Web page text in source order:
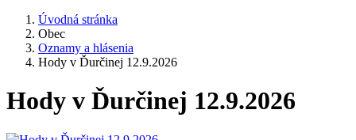
Úvodná stránka
Obec
Oznamy a hlásenia
Hody v Ďurčinej 12.9.2026
Hody v Ďurčinej 12.9.2026